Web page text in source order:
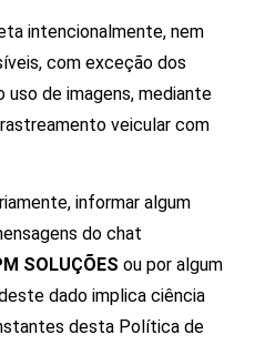
intencionalmente, nem
com exceção dos
de imagens, mediante
veicular com
informar algum
do chat
SOLUÇÕES ou por algum
dado implica ciência
desta Política de